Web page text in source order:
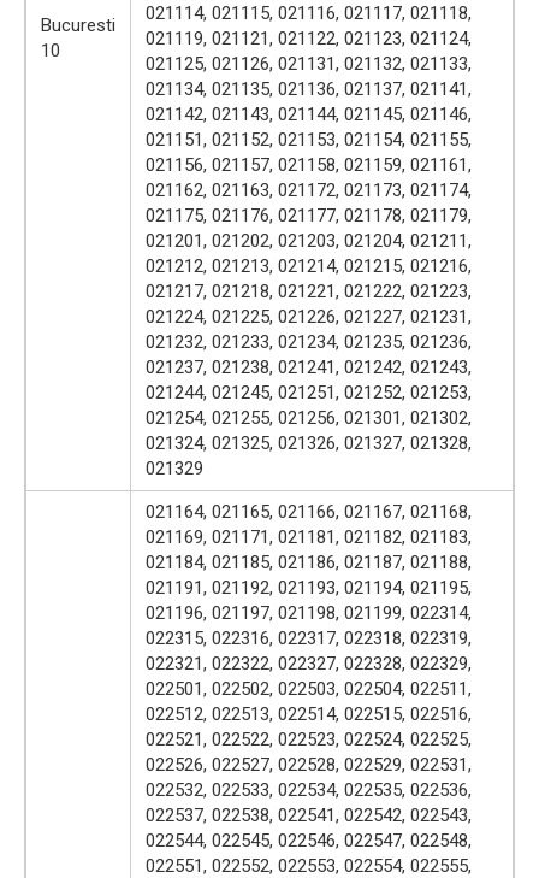
Bucuresti
10
021114, 021115, 021116, 021117, 021118,
021119, 021121, 021122, 021123, 021124,
021125, 021126, 021131, 021132, 021133,
021134, 021135, 021136, 021137, 021141,
021142, 021143, 021144, 021145, 021146,
021151, 021152, 021153, 021154, 021155,
021156, 021157, 021158, 021159, 021161,
021162, 021163, 021172, 021173, 021174,
021175, 021176, 021177, 021178, 021179,
021201, 021202, 021203, 021204, 021211,
021212, 021213, 021214, 021215, 021216,
021217, 021218, 021221, 021222, 021223,
021224, 021225, 021226, 021227, 021231,
021232, 021233, 021234, 021235, 021236,
021237, 021238, 021241, 021242, 021243,
021244, 021245, 021251, 021252, 021253,
021254, 021255, 021256, 021301, 021302,
021324, 021325, 021326, 021327, 021328,
021329
021164, 021165, 021166, 021167, 021168,
021169, 021171, 021181, 021182, 021183,
021184, 021185, 021186, 021187, 021188,
021191, 021192, 021193, 021194, 021195,
021196, 021197, 021198, 021199, 022314,
022315, 022316, 022317, 022318, 022319,
022321, 022322, 022327, 022328, 022329,
022501, 022502, 022503, 022504, 022511,
022512, 022513, 022514, 022515, 022516,
022521, 022522, 022523, 022524, 022525,
022526, 022527, 022528, 022529, 022531,
022532, 022533, 022534, 022535, 022536,
022537, 022538, 022541, 022542, 022543,
022544, 022545, 022546, 022547, 022548,
022551, 022552, 022553, 022554, 022555,